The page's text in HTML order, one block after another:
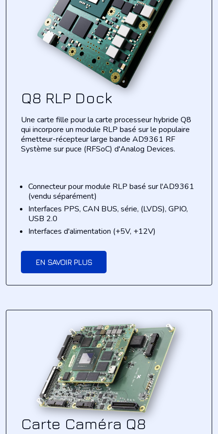
Q8 RLP Dock
Une carte fille pour la carte processeur hybride Q8
qui incorpore un module RLP basé sur le populaire
émetteur-récepteur large bande AD9361 RF
Système sur puce (RFSoC) d'Analog Devices.
Connecteur pour module RLP basé sur l'AD9361
(vendu séparément)
Interfaces PPS, CAN BUS, série, (LVDS), GPIO,
USB 2.0
Interfaces d'alimentation (+5V, +12V)
EN SAVOIR PLUS
Carte Caméra Q8